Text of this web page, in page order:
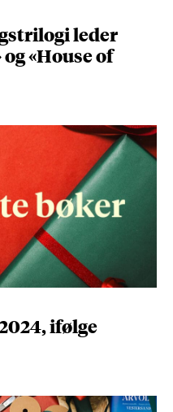
leder
«House of
ifølge